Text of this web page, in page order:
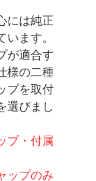
には純正
ます。
が適合す
様の二種
プを取付
選びまし
プ・付属
ップのみ